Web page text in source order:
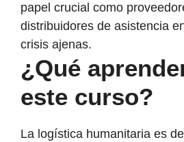
papel crucial como
distribuidores de asistencia
crisis ajenas.
¿Qué
este curso?
La logística humanitaria es